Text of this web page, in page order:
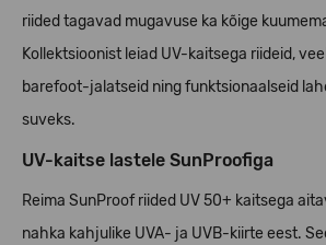
riided tagavad mugavuse ka kõige
Kollektsioonist leiad UV-kaitsega riideid,
barefoot-jalatseid ning funktsionaalseid
suveks.
UV-kaitse lastele SunProofiga
Reima SunProof riided UV 50+ kaitsega
nahka kahjulike UVA- ja UVB-kiirte eest.